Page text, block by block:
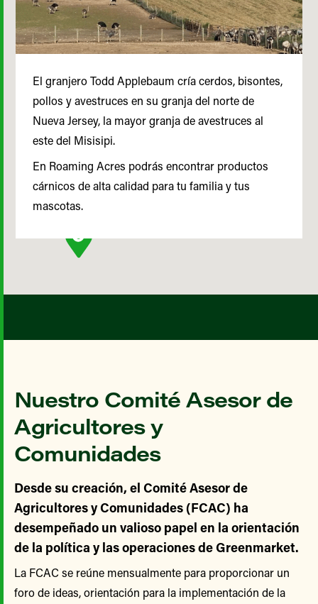
Nuestro Comité Asesor de
Agricultores y
Comunidades
Desde su creación, el Comité Asesor de
Agricultores y Comunidades (FCAC) ha
desempeñado un valioso papel en la orientación
de la política y las operaciones de Greenmarket.
La FCAC se reúne mensualmente para proporcionar un
foro de ideas, orientación para la implementación de la
El granjero Todd Applebaum cría cerdos, bisontes,
pollos y avestruces en su granja del norte de
Nueva Jersey, la mayor granja de avestruces al
este del Misisipi.
En Roaming Acres podrás encontrar productos
cárnicos de alta calidad para tu familia y tus
mascotas.